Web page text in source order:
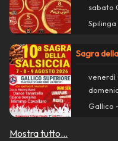
sabato
Sagra
venerdì
Gallico
Mostra tutto...